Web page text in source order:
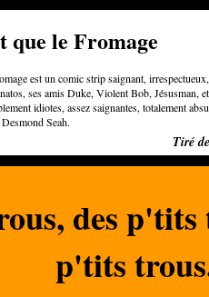
que le Fromage
est un comic strip saignant,
ses amis Duke, Violent Bob, Jésusman,
idiotes, assez saignantes, totalement
Seah.
Tiré
des p'tits
p'tits